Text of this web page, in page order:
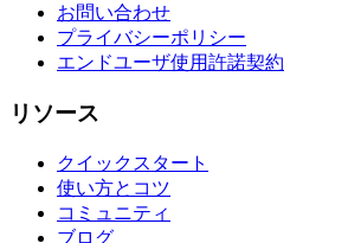
お問い合わせ
プライバシーポリシー
エンドユーザ使用許諾契約
リソース
クイックスタート
使い方とコツ
コミュニティ
ブログ